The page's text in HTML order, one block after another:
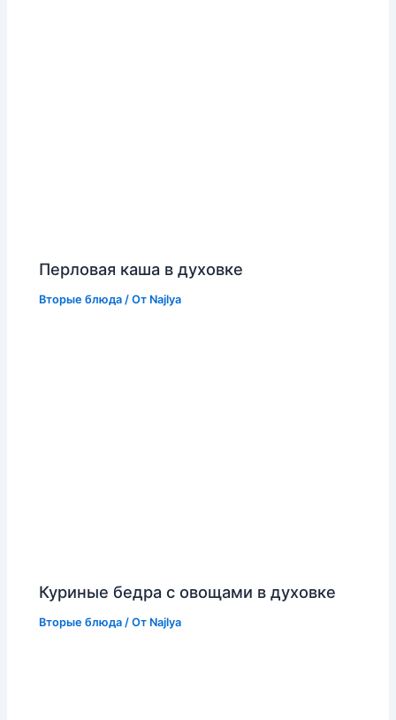
Перловая каша в духовке
Вторые блюда / От Najlya
Куриные бедра с овощами в духовке
Вторые блюда / От Najlya